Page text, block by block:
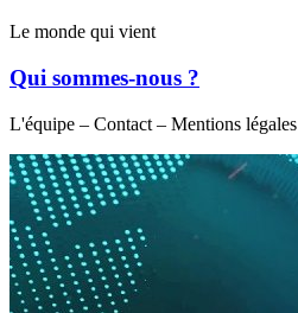
Le monde qui vient
Qui sommes-nous ?
L'équipe – Contact – Mentions légales